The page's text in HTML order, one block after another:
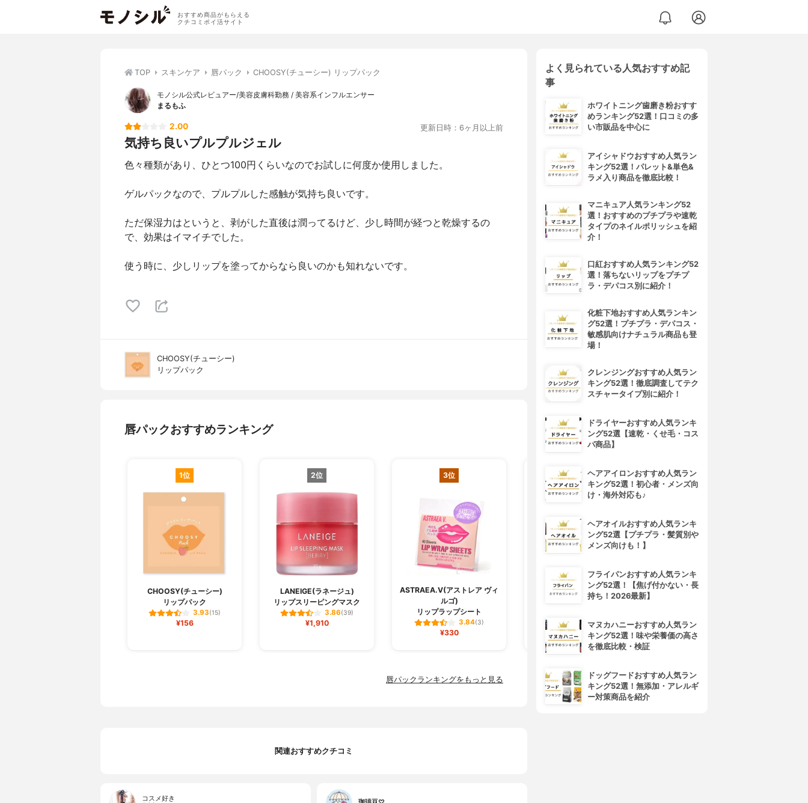
おすすめ商品がもらえる
クチコミポイ活サイト
TOP スキンケア 唇パック CHOOSY(チューシー) リップパック
モノシル公式レビュアー/美容皮膚科勤務 / 美容系インフルエンサー
まるもふ
2.00 更新日時：6ヶ月以上前
気持ち良いプルプルジェル
色々種類があり、ひとつ100円くらいなのでお試しに何度か使用しました。
ゲルパックなので、プルプルした感触が気持ち良いです。
ただ保湿力はというと、剥がした直後は潤ってるけど、少し時間が経つと乾燥するの
で、効果はイマイチでした。
使う時に、少しリップを塗ってからなら良いのかも知れないです。
CHOOSY(チューシー)
リップパック
唇パックおすすめランキング
1位
CHOOSY(チューシー)
リップパック
3.93(15)
¥156
2位
LANEIGE(ラネージュ)
リップスリーピングマスク
3.86(39)
¥1,910
3位
ASTRAEA.V(アストレア ヴィ
ルゴ)
リップラップシート
3.84(3)
¥330
4位
石原商店(ISHIHARA
SHOTEN)
3.81
¥369
ETUDE(エチュード)
唇パックランキングをもっと見る
関連おすすめクチコミ
コスメ好き
よく見られている人気おすすめ記
事
ホワイトニング歯磨き粉おすす
めランキング52選！口コミの多
い市販品を中心に
アイシャドウおすすめ人気ラン
キング52選！パレット&単色&
ラメ入り商品を徹底比較！
マニキュア人気ランキング52
選！おすすめのプチプラや速乾
タイプのネイルポリッシュを紹
介！
口紅おすすめ人気ランキング52
選！落ちないリップをプチプ
ラ・デパコス別に紹介！
化粧下地おすすめ人気ランキン
グ52選！プチプラ・デパコス・
敏感肌向けナチュラル商品も登
場！
クレンジングおすすめ人気ラン
キング52選！徹底調査してテク
スチャータイプ別に紹介！
ドライヤーおすすめ人気ランキ
ング52選【速乾・くせ毛・コス
パ商品】
ヘアアイロンおすすめ人気ラン
キング52選！初心者・メンズ向
け・海外対応も♪
ヘアオイルおすすめ人気ランキ
ング52選【プチプラ・髪質別や
メンズ向けも！】
フライパンおすすめ人気ランキ
ング52選！【焦げ付かない・長
持ち！2026最新】
マヌカハニーおすすめ人気ラン
キング52選！味や栄養価の高さ
を徹底比較・検証
ドッグフードおすすめ人気ラン
キング52選！無添加・アレルギ
ー対策商品を紹介